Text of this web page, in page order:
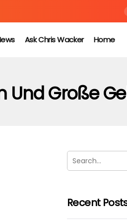
Ask Chris Wacker Home
Und Große
Recent